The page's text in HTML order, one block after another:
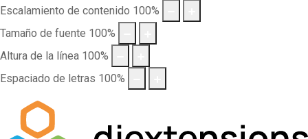
Escalamiento de contenido 100%
Tamaño de fuente 100%
Altura de la línea 100%
Espaciado de letras 100%